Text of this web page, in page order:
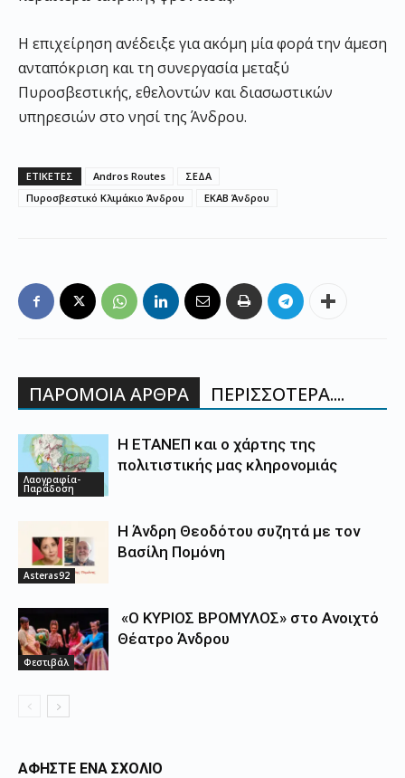
Η επιχείρηση ανέδειξε για ακόμη μία φορά την άμεση
ανταπόκριση και τη συνεργασία μεταξύ
Πυροσβεστικής, εθελοντών και διασωστικών
υπηρεσιών στο νησί της Άνδρου.
ΕΤΙΚΕΤΕΣ Andros Routes
ΣΕΔΑ
Πυροσβεστικό Κλιμάκιο Άνδρου
ΕΚΑΒ Άνδρου
ΠΑΡΟΜΟΙΑ ΑΡΘΡΑ ΠΕΡΙΣΣΟΤΕΡΑ....
Λαογραφία-
Παράδοση
Η ΕΤΑΝΕΠ και ο χάρτης της
πολιτιστικής μας κληρονομιάς
Asteras92
Η Άνδρη Θεοδότου συζητά με τον
Βασίλη Πομόνη
Φεστιβάλ
«Ο ΚΥΡΙΟΣ ΒΡΟΜΥΛΟΣ» στο Ανοιχτό
Θέατρο Άνδρου
ΑΦΗΣΤΕ ΕΝΑ ΣΧΟΛΙΟ